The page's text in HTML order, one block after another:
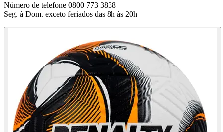
Número de telefone 0800 773 3838
Seg. à Dom. exceto feriados das 8h às 20h